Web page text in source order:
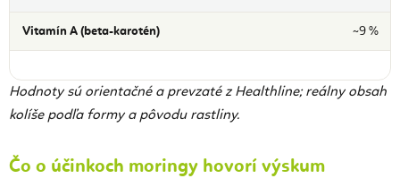
Vitamín A (beta-karotén) ~9 %
Hodnoty sú orientačné a prevzaté z Healthline; reálny obsah
kolíše podľa formy a pôvodu rastliny.
Čo o účinkoch moringy hovorí výskum